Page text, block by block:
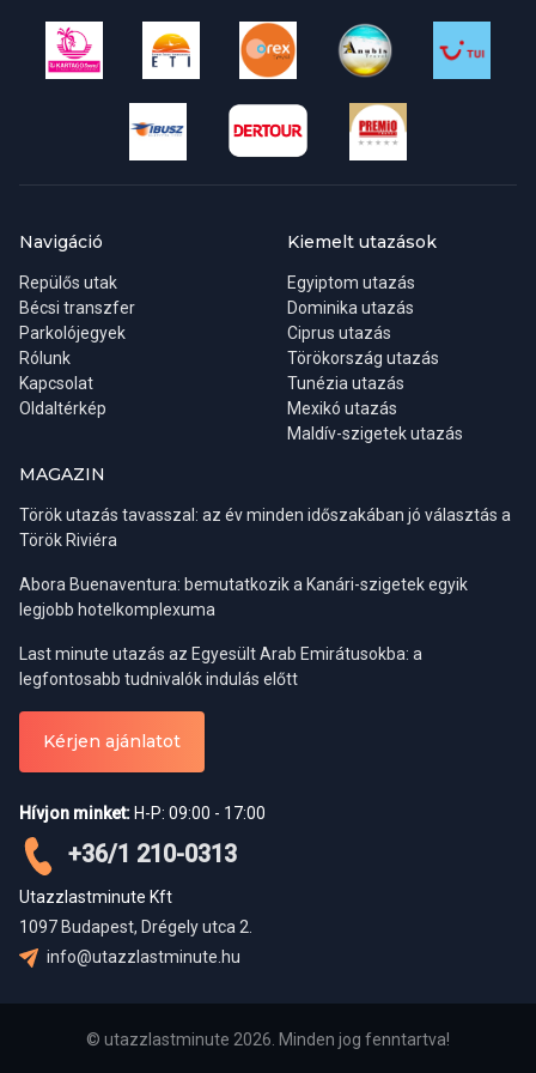
érdemes macskaköves utcákon.
Biztonságos európai paradicsom és a görög vendégszeretet
Utazási céljaink között elsődleges mindig, hogy családunkkal,
barátunkkal biztonságban, minél kellemesebb környezetben,
privátszféránkat megőrizve tudjunk kikapcsolódni. Ezért hívják
mindig találnak rá megoldást, hpo De mi a helyzet a biztonsággal?
Görögország Európa egyik legbiztonságosabb országa, 100% -
vonatkozó alapvető óvintézkedések megakadályozzák a kisebb
lopásokat, amelyek igy igen ritkák. A szórakoztató negyedekben
nagyobb veszélyt jelentenek, mint bármi más Görögországban.
Privát szféra, bővülő utazási
ajánlatok
Privát szféra, bővülő utazási ajánlatok
szerencsére ez már nemcsak utazási ajánlat, hanem
Navigáció
Repülős utak
Bécsi transzfer
Parkolójegyek
Rólunk
Kapcsolat
Oldaltérkép
Kiemelt utazások
Egyiptom utazás
Dominika utazás
Ciprus utazás
Törökország utazás
Tunézia utazás
Mexikó utazás
Maldív-szigetek utazás
MAGAZIN
Török utazás tavasszal: az év minden időszakában jó választás a
Török Riviéra
Abora Buenaventura: bemutatkozik a Kanári-szigetek egyik
legjobb hotelkomplexuma
Last minute utazás az Egyesült Arab Emirátusokba: a
legfontosabb tudnivalók indulás előtt
Kérjen ajánlatot
Hívjon minket: H-P: 09:00 - 17:00
+36/1 210-0313
Utazzlastminute Kft
1097 Budapest, Drégely utca 2.
info@utazzlastminute.hu
© utazzlastminute 2026. Minden jog fenntartva!